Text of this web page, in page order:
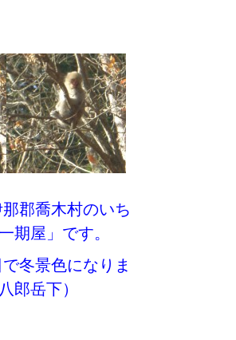
郡喬木村のいち
期屋」です。
冬景色になりま
郎岳下）